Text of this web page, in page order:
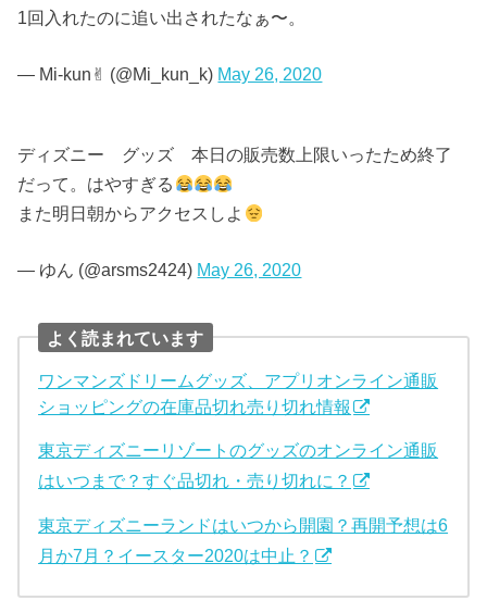
1回入れたのに追い出されたなぁ〜。
— Mi-kun✌︎ (@Mi_kun_k) May 26, 2020
ディズニー グッズ 本日の販売数上限いったため終了
だって。はやすぎる
また明日朝からアクセスしよ
— ゆん (@arsms2424) May 26, 2020
よく読まれています
ワンマンズドリームグッズ、アプリオンライン通販
ショッピングの在庫品切れ売り切れ情報
東京ディズニーリゾートのグッズのオンライン通販
はいつまで？すぐ品切れ・売り切れに？
東京ディズニーランドはいつから開園？再開予想は6
月か7月？イースター2020は中止？